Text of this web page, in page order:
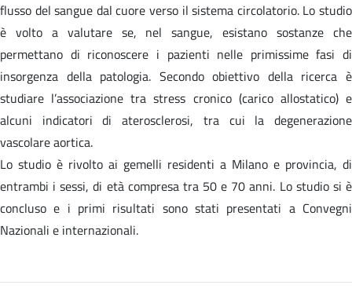
flusso del sangue dal cuore verso il sistema circolatorio. Lo studio
è volto a valutare se, nel sangue, esistano sostanze che
permettano di riconoscere i pazienti nelle primissime fasi di
insorgenza della patologia. Secondo obiettivo della ricerca è
studiare l’associazione tra stress cronico (carico allostatico) e
alcuni indicatori di aterosclerosi, tra cui la degenerazione
vascolare aortica.
Lo studio è rivolto ai gemelli residenti a Milano e provincia, di
entrambi i sessi, di età compresa tra 50 e 70 anni. Lo studio si è
concluso e i primi risultati sono stati presentati a Convegni
Nazionali e internazionali.